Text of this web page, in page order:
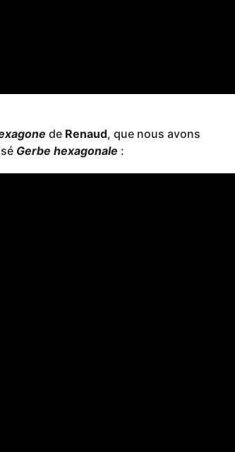
de Renaud, que nous avons
Gerbe hexagonale :